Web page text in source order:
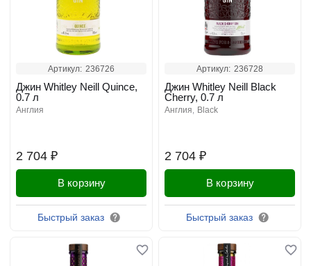
Артикул: 236726
2 704 ₽
Джин Whitley Neill Quince,
0.7 л
англия
В корзину
Быстрый заказ
Артикул: 236728
2 704 ₽
Джин Whitley Neill Black
Cherry, 0.7 л
англия black
В корзину
Быстрый заказ